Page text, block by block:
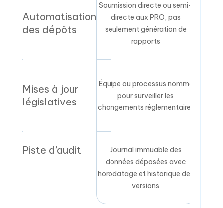
Automatisation
des dépôts
Soumission directe ou semi-
directe aux PRO, pas
seulement génération de
rapports
Mises à jour
législatives
Équipe ou processus nommé
pour surveiller les
changements réglementaires
Piste d’audit
Journal immuable des
données déposées avec
horodatage et historique des
versions